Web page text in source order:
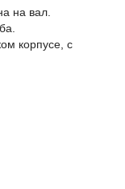
на вал.
корпусе, с